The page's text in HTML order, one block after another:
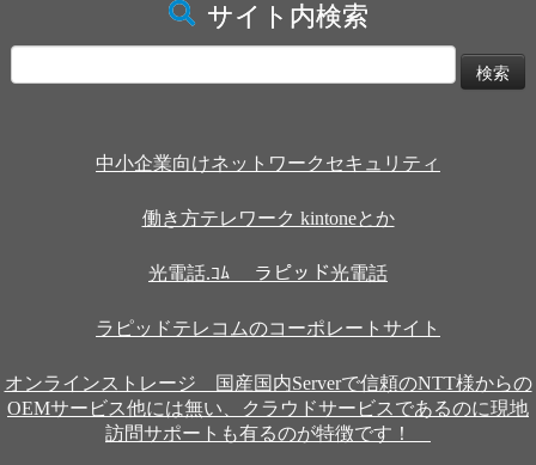
サイト内検索
索:
中小企業向けネットワークセキュリティ
働き方テレワーク kintoneとか
光電話.ｺﾑ ラピッド光電話
ラピッドテレコムのコーポレートサイト
オンラインストレージ 国産国内Serverで信頼のNTT様からの
OEMサービス他には無い、クラウドサービスであるのに現地
訪問サポートも有るのが特徴です！